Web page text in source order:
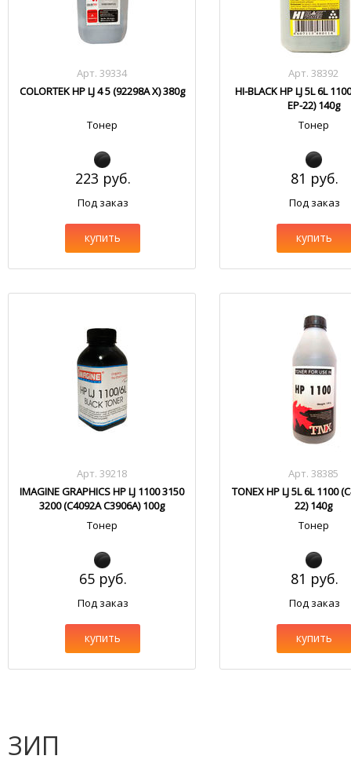
Арт. 39334
COLORTEK HP LJ 4 5 (92298A X) 380g
Тонер
223 руб.
Под заказ
купить
Арт. 38392
HI-BLACK HP LJ 5L 6L
EP-22) 140g
Тонер
81 руб.
Под заказ
купить
Арт. 39218
IMAGINE GRAPHICS HP LJ 1100 3150
3200 (C4092A C3906A) 100g
Тонер
65 руб.
Под заказ
купить
Арт. 38385
TONEX HP LJ 5L 6L 1100
22) 140g
Тонер
81 руб.
Под заказ
купить
ЗИП